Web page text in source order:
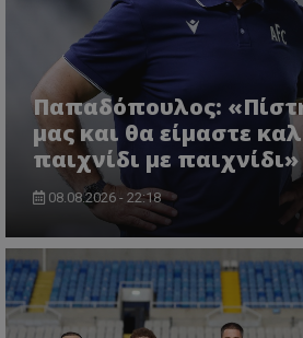
Παπαδόπουλος:
μας και θα είμαστε
παιχνίδι με παιχνίδι»
08.08.2026 - 22:18